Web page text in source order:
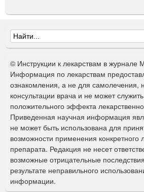
Ф
о
р
м
а
п
о
и
с
к
© Инструкции к лекарствам в журнале
Информация по лекарствам
ознакомления, а не для самолечения,
консультации врача и не может
положительного эффекта
Приведенная научная информация
не может быть использована для
возможности применения конкретного
препарата. Редакция не несет
возможные отрицательные
результате неправильного
информации.